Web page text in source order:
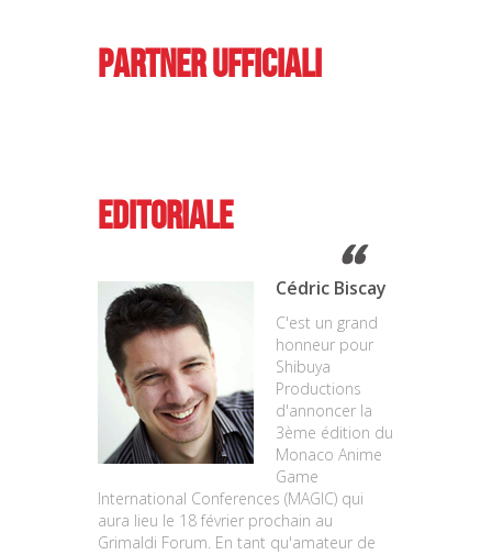
Partner ufficiali
Editoriale
Cédric Biscay
C'est un grand
honneur pour
Shibuya
Productions
d'annoncer la
3ème édition du
Monaco Anime
Game
International Conferences (MAGIC) qui
aura lieu le 18 février prochain au
Grimaldi Forum. En tant qu'amateur de